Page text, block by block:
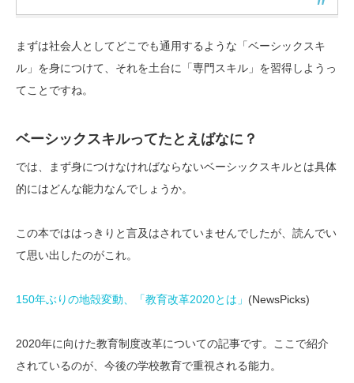
まずは社会人としてどこでも通用するような「ベーシックスキ
ル」を身につけて、それを土台に「専門スキル」を習得しようっ
てことですね。
ベーシックスキルってたとえばなに？
では、まず身につけなければならないベーシックスキルとは具体
的にはどんな能力なんでしょうか。
この本でははっきりと言及はされていませんでしたが、読んでい
て思い出したのがこれ。
150年ぶりの地殻変動、「教育改革2020とは」 (NewsPicks)
2020年に向けた教育制度改革についての記事です。ここで紹介
されているのが、今後の学校教育で重視される能力。